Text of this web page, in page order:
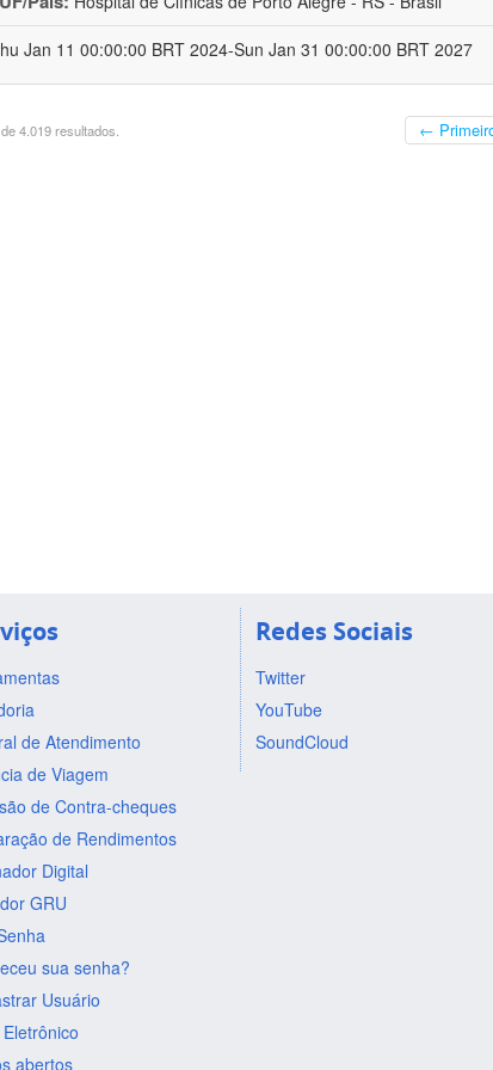
Jan 11 00:00:00 BRT 2024-Sun Jan 31 00:00:00 BRT 2027
4.019 resultados. ←
de Atendimento
de Viagem
de Contra-cheques
de Rendimentos
Digital
GRU
sua senha?
Usuário
abertos
Redes Sociais
Twitter
YouTube
SoundCloud